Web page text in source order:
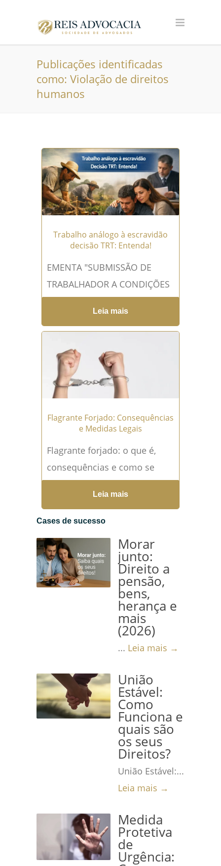
Publicações identificadas
como: Violação de direitos
humanos
Trabalho análogo à escravidão
decisão TRT: Entenda!
EMENTA "SUBMISSÃO DE
TRABALHADOR A CONDIÇÕES
ANÁLOGAS À DE ESCRAVIDÃO
- DESNECESSIDADE DE
RESTRIÇÃO À LIBERDADE. No
caso, ficou comprovado que,
por meio...
Leia mais →
Leia mais
Flagrante Forjado: Consequências
e Medidas Legais
Flagrante forjado: o que é,
consequências e como se
defender O flagrante forjado é
uma das violações mais
graves dentro do sistema...
Leia mais
Cases de sucesso
Morar
junto:
Direito a
pensão,
bens,
herança e
mais
(2026)
... Leia mais →
União
Estável:
Como
Funciona e
quais são
os seus
Direitos?
União Estável:...
Leia mais →
Medida
Protetiva
de
Urgência: